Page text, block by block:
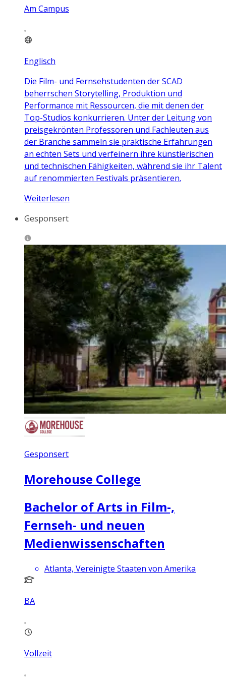
Am Campus
Englisch
Die Film- und Fernsehstudenten der SCAD
beherrschen Storytelling, Produktion und
Performance mit Ressourcen, die mit denen der
Top-Studios konkurrieren. Unter der Leitung von
preisgekrönten Professoren und Fachleuten aus
der Branche sammeln sie praktische Erfahrungen
an echten Sets und verfeinern ihre künstlerischen
und technischen Fähigkeiten, während sie ihr Talent
auf renommierten Festivals präsentieren.
Weiterlesen
Gesponsert
Gesponsert
Morehouse College
Bachelor of Arts in Film-,
Fernseh- und neuen
Medienwissenschaften
Atlanta, Vereinigte Staaten von Amerika
BA
Vollzeit